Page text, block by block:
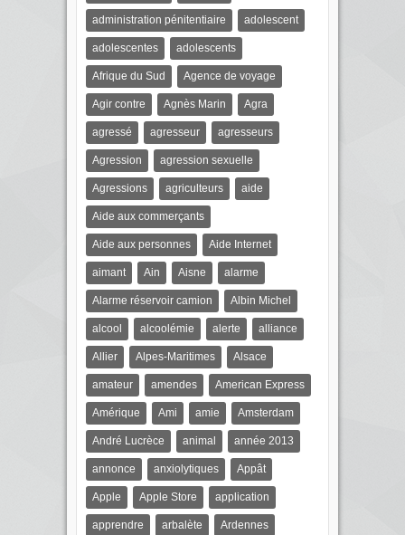
administration pénitentiaire adolescent
adolescentes adolescents
Afrique du Sud Agence de voyage
Agir contre Agnès Marin Agra
agressé agresseur agresseurs
Agression agression sexuelle
Agressions agriculteurs aide
Aide aux commerçants
Aide aux personnes Aide Internet
aimant Ain Aisne alarme
Alarme réservoir camion Albin Michel
alcool alcoolémie alerte alliance
Allier Alpes-Maritimes Alsace
amateur amendes American Express
Amérique Ami amie Amsterdam
André Lucrèce animal année 2013
annonce anxiolytiques Appât
Apple Apple Store application
apprendre arbalète Ardennes